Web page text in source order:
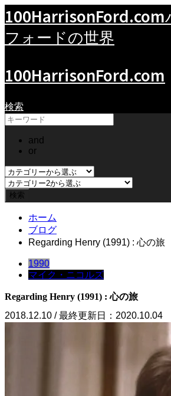
100HarrisonFord.com
フォードの世界
100HarrisonFord.com
検索
and
or
ホーム
ブログ
Regarding Henry (1991) : 心の旅
1990
マイク・ニコルズ
Regarding Henry (1991) : 心の旅
2018.12.10 / 最終更新日：2020.10.04